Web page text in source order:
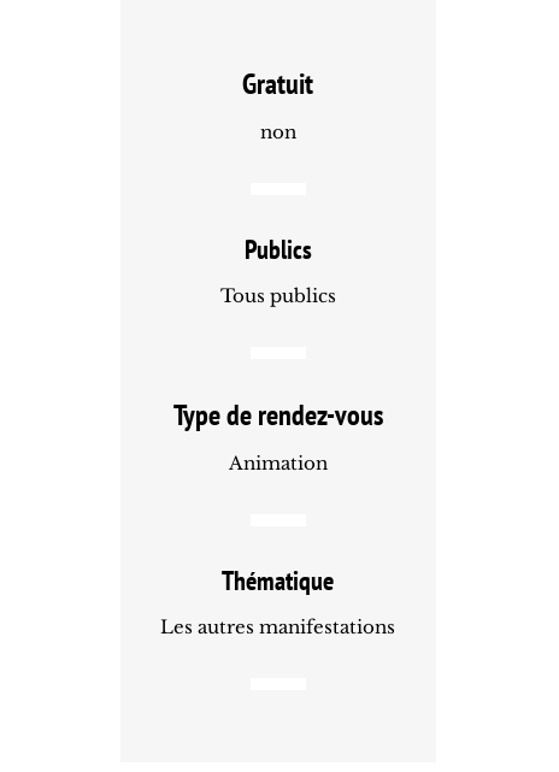
Gratuit
non
Publics
Tous publics
Type de rendez-vous
Animation
Thématique
Les autres manifestations